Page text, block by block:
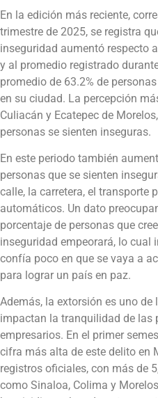
En la edición más reciente,
trimestre de 2025, se registra
inseguridad aumentó respecto
y al promedio registrado
promedio de 63.2% de
en su ciudad. La percepción
Culiacán y Ecatepec de
personas se sienten inseguras.
En este periodo también
personas que se sienten
calle, la carretera, el transporte
automáticos. Un dato
porcentaje de personas que
inseguridad empeorará, lo cual
confía poco en que se vaya a
para lograr un país en paz.
Además, la extorsión es uno
impactan la tranquilidad de las
empresarios. En el primer
cifra más alta de este delito en
registros oficiales, con más de
como Sinaloa, Colima y